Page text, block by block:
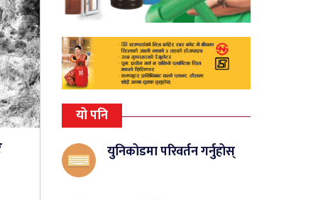
यो पनि
युनिकोडमा परिवर्तन गर्नुहोस्